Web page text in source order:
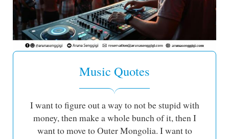
Music Quotes
I want to figure out a way to not be stupid with
money, then make a whole bunch of it, then I
want to move to Outer Mongolia. I want to